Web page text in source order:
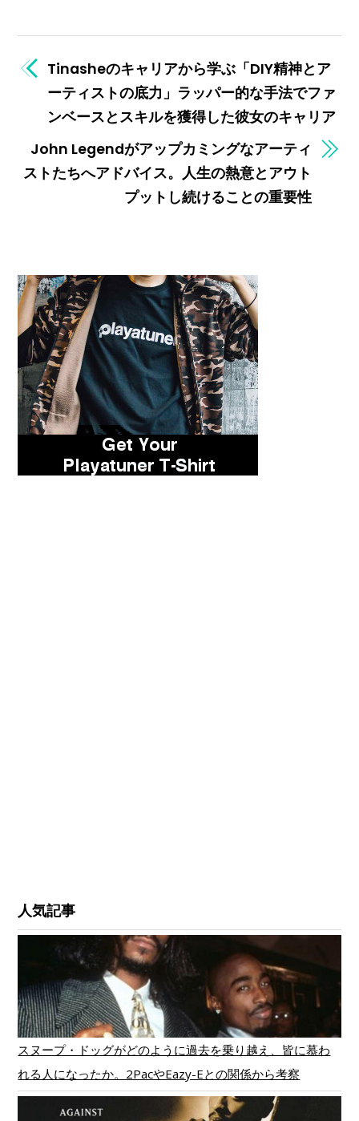
Tinasheのキャリアから学ぶ「DIY精神とア
ーティストの底力」ラッパー的な手法でファ
ンベースとスキルを獲得した彼女のキャリア
John Legendがアップカミングなアーティ
ストたちへアドバイス。人生の熱意とアウト
プットし続けることの重要性
人気記事
スヌープ・ドッグがどのように過去を乗り越え、皆に慕わ
れる人になったか。2PacやEazy-Eとの関係から考察